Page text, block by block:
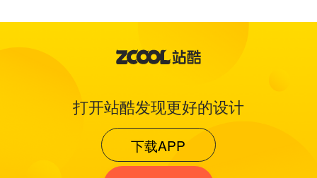
打开站酷发现更好的设计
下载APP